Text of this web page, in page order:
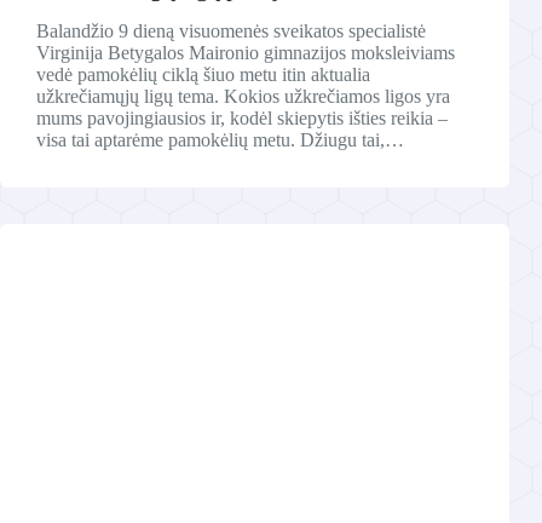
Balandžio 9 dieną visuomenės sveikatos specialistė
Virginija Betygalos Maironio gimnazijos moksleiviams
vedė pamokėlių ciklą šiuo metu itin aktualia
užkrečiamųjų ligų tema. Kokios užkrečiamos ligos yra
mums pavojingiausios ir, kodėl skiepytis išties reikia –
visa tai aptarėme pamokėlių metu. Džiugu tai,…